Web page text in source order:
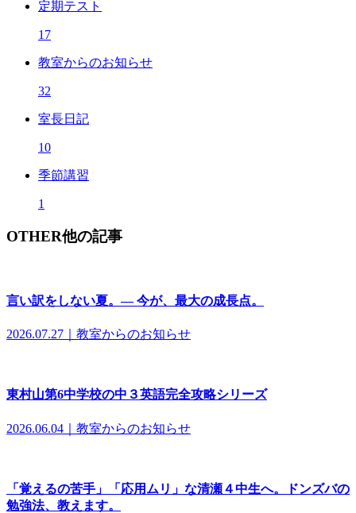
定期テスト
17
教室からのお知らせ
32
室長日記
10
季節講習
1
OTHER他の記事
言い訳をしない夏。― 今が、最大の成長点。
2026.07.27｜教室からのお知らせ
東村山第6中学校の中３英語完全攻略シリーズ
2026.06.04｜教室からのお知らせ
「覚えるの苦手」「応用ムリ」な清瀬４中生へ。ドンズバの
勉強法、教えます。